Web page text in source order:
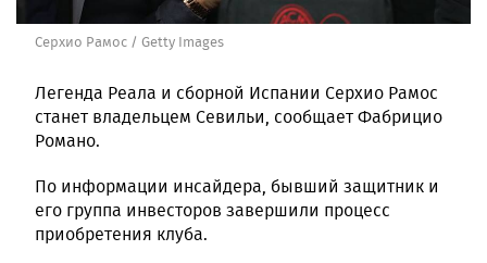
Серхио Рамос / Getty Images
Легенда Реала и сборной Испании Серхио Рамос
станет владельцем Севильи, сообщает Фабрицио
Романо.
По информации инсайдера, бывший защитник и
его группа инвесторов завершили процесс
приобретения клуба.